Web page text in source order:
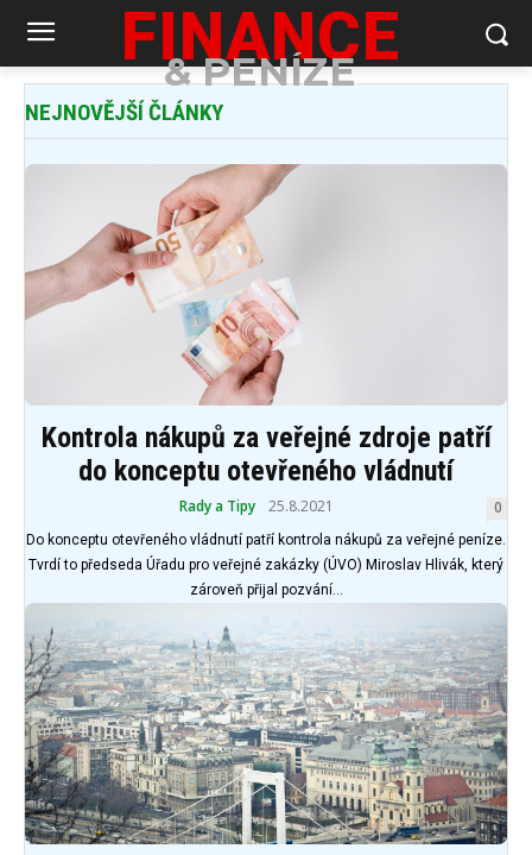
FINANCE
& PENÍZE
NEJNOVĚJŠÍ ČLÁNKY
Kontrola nákupů za veřejné zdroje patří
do konceptu otevřeného vládnutí
Rady a Tipy 25.8.2021 0
Do konceptu otevřeného vládnutí patří kontrola nákupů za veřejné peníze.
Tvrdí to předseda Úřadu pro veřejné zakázky (ÚVO) Miroslav Hlivák, který
zároveň přijal pozvání...